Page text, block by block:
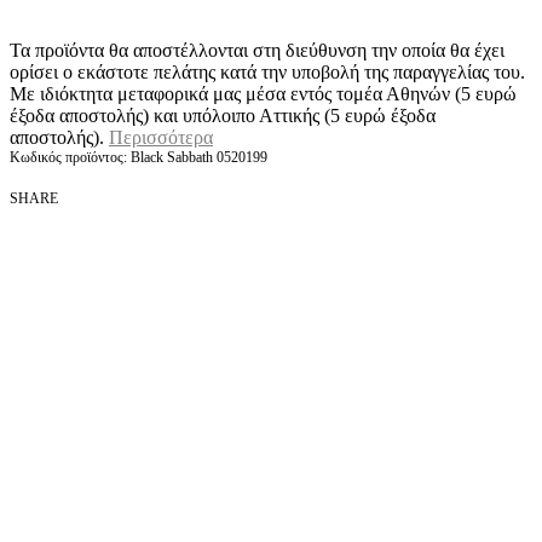
Τα προϊόντα θα αποστέλλονται στη διεύθυνση την οποία θα έχει
ορίσει ο εκάστοτε πελάτης κατά την υποβολή της παραγγελίας του.
Με ιδιόκτητα μεταφορικά μας μέσα εντός τομέα Αθηνών (5 ευρώ
έξοδα αποστολής) και υπόλοιπο Αττικής (5 ευρώ έξοδα
αποστολής). Περισσότερα
Black Sabbath 0520199
SHARE